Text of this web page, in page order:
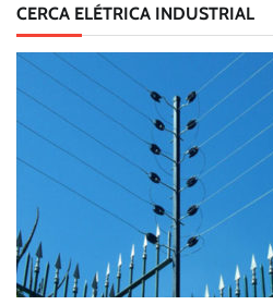
CERCA ELÉTRICA INDUSTRIAL